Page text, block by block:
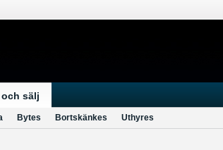
sälj
Bytes Bortskänkes Uthyres